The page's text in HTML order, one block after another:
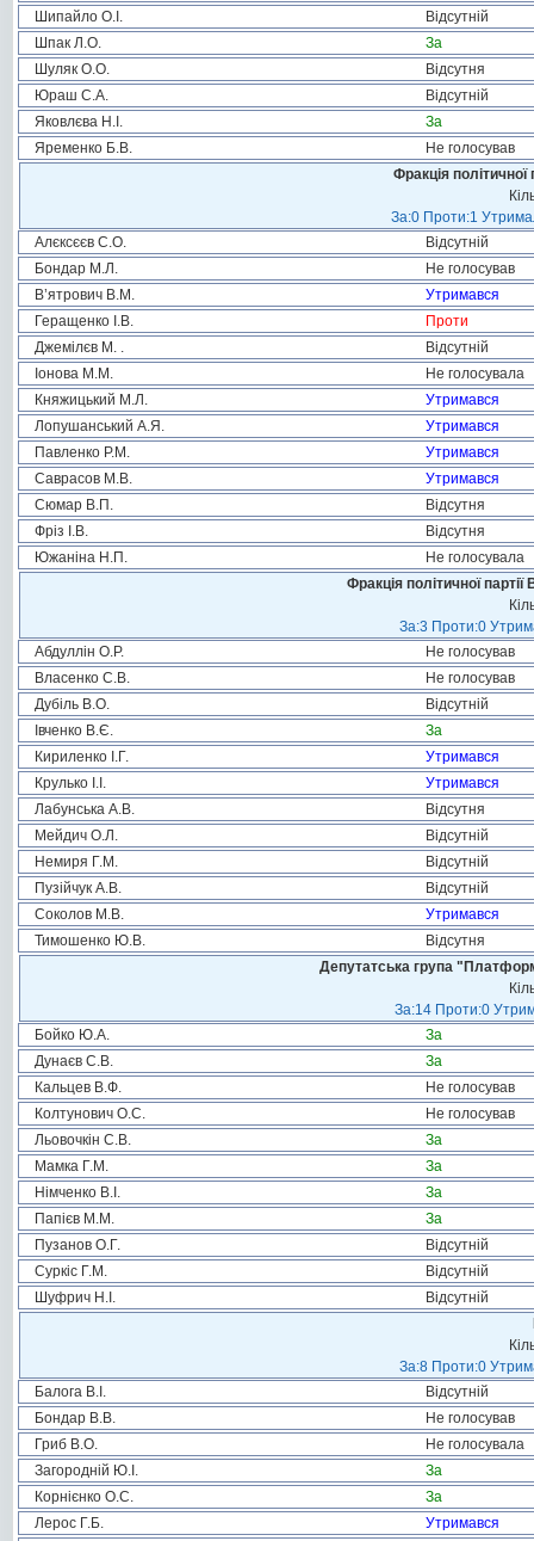
Шипайло О.І.
Відсутній
Шпак Л.О.
За
Шуляк О.О.
Відсутня
Юраш С.А.
Відсутній
Яковлєва Н.І.
За
Яременко Б.В.
Не голосував
Фракція
За:0 Проти:1
Алєксєєв С.О.
Відсутній
Бондар М.Л.
Не голосував
В’ятрович В.М.
Утримався
Геращенко І.В.
Проти
Джемілєв М. .
Відсутній
Іонова М.М.
Не голосувала
Княжицький М.Л.
Утримався
Лопушанський А.Я.
Утримався
Павленко Р.М.
Утримався
Саврасов М.В.
Утримався
Сюмар В.П.
Відсутня
Фріз І.В.
Відсутня
Южаніна Н.П.
Не голосувала
Фракція політичної
За:3 Проти:0
Абдуллін О.Р.
Не голосував
Власенко С.В.
Не голосував
Дубіль В.О.
Відсутній
Івченко В.Є.
За
Кириленко І.Г.
Утримався
Крулько І.І.
Утримався
Лабунська А.В.
Відсутня
Мейдич О.Л.
Відсутній
Немиря Г.М.
Відсутній
Пузійчук А.В.
Відсутній
Соколов М.В.
Утримався
Тимошенко Ю.В.
Відсутня
Депутатська група
За:14 Проти:0
Бойко Ю.А.
За
Дунаєв С.В.
За
Кальцев В.Ф.
Не голосував
Колтунович О.С.
Не голосував
Льовочкін С.В.
За
Мамка Г.М.
За
Німченко В.І.
За
Папієв М.М.
За
Пузанов О.Г.
Відсутній
Суркіс Г.М.
Відсутній
Шуфрич Н.І.
Відсутній
За:8 Проти:0
Балога В.І.
Відсутній
Бондар В.В.
Не голосував
Гриб В.О.
Не голосувала
Загородній Ю.І.
За
Корнієнко О.С.
За
Лерос Г.Б.
Утримався